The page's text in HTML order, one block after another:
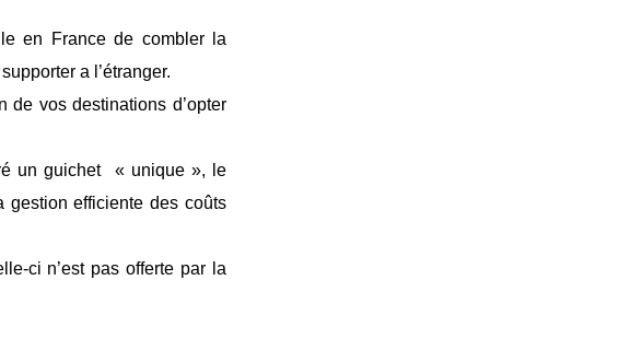
en France de combler la
a l’étranger.
de vos destinations d’opter
un guichet « unique », le
gestion efficiente des coûts
ci n’est pas offerte par la